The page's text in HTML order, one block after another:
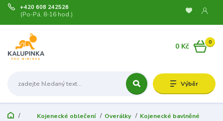
Výběr
+420 608 242526
(Po-Pá, 8-16 hod.)
0
0 Kč
Kojenecké oblečení Overálky
Kojenecké bavlněné